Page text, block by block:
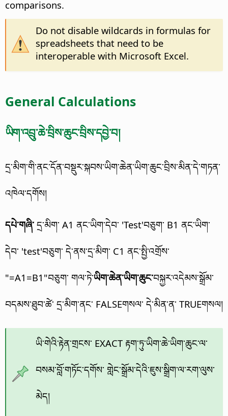
comparisons.
Do not disable wildcards in formulas for
spreadsheets that need to be
interoperable with Microsoft Excel.
General Calculations
ཡིག་འབྲུ་ཆེ་བྲིས་ཆུང་བྲིས་དབྱེ་བ།
དྲ་མིག་གི་ནང་དོན་བསྡུར་སྐབས་ཡིག་ཆེན་ཡིག་ཆུང་བྲིས་མིན་དེ་གཏན་
འཁེལ་དགོས།
དཔེ་གཞི་ དྲ་མིག་ A1 ནང་ཡིག་དེབ་ 'Test'བཅུག་ B1 ནང་ཡིག་
དེབ་ 'test'བཅུག་ དེ་ནས་དྲ་མིག་ C1 ནང་སྤྱི་འགྲོས་
"=A1=B1"བཅུག་ གལ་ཏེ་ཡིག་ཆེན་ཡིག་ཆུང་བསྐྱར་འདེམས་སྒྲོམ་
བདམས་ཐུབ་ཚེ་ དྲ་མིག་ནང་ FALSEགསལ་ དེ་མིན་ན་ TRUEགསལ།
ཡི་གེའི་རྟེན་གྲངས་ EXACT རྟག་ཏུ་ཡིག་ཆེ་ཡིག་ཆུང་ལ་
བསམ་བློ་གཏོང་དགོས་ གླེང་སྒྲོམ་དེའི་ཇུས་སྒྲིག་ལ་རག་ལུས་
མེད།